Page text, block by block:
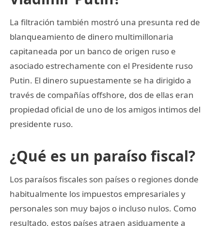
La filtración también mostró una presunta red de
blanqueamiento de dinero multimillonaria
capitaneada por un banco de origen ruso e
asociado estrechamente con el Presidente ruso
Putin. El dinero supuestamente se ha dirigido a
través de compañías offshore, dos de ellas eran
propiedad oficial de uno de los amigos intimos del
presidente ruso.
¿Qué es un paraíso fiscal?
Los paraísos fiscales son países o regiones donde
habitualmente los impuestos empresariales y
personales son muy bajos o incluso nulos. Como
resultado, estos países atraen asiduamente a